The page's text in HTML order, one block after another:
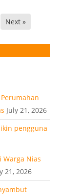
Next »
July 21, 2026
pengguna
Warga Nias
21, 2026